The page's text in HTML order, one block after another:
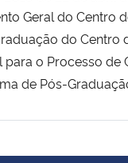
Geral do
do
o Processo
de Pós-